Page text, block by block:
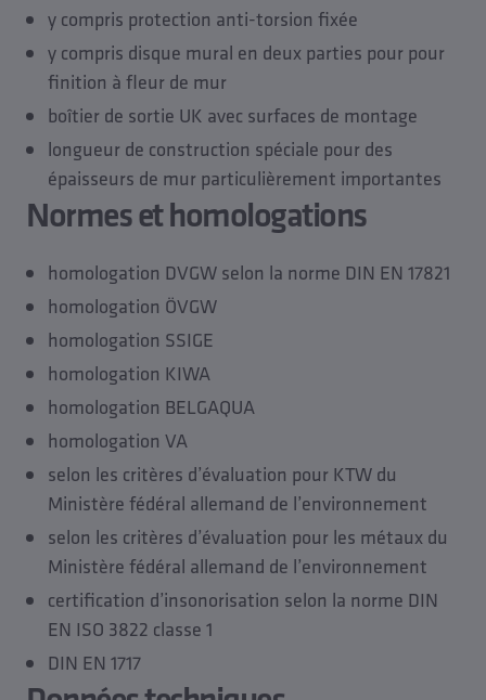
y compris protection anti-torsion fixée
y compris disque mural en deux parties pour pour
finition à fleur de mur
boîtier de sortie UK avec surfaces de montage
longueur de construction spéciale pour des
épaisseurs de mur particulièrement importantes
Normes et homologations
homologation DVGW selon la norme DIN EN 17821
homologation ÖVGW
homologation SSIGE
homologation KIWA
homologation BELGAQUA
homologation VA
selon les critères d’évaluation pour KTW du
Ministère fédéral allemand de l’environnement
selon les critères d’évaluation pour les métaux du
Ministère fédéral allemand de l’environnement
certification d’insonorisation selon la norme DIN
EN ISO 3822 classe 1
DIN EN 1717